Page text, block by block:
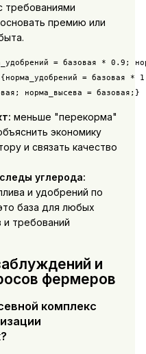
требованиями
премию или
= базовая * 0.9;
= базовая *
норма_высева = базовая;}
меньше "перекорма"
экономику
и связать качество
углерода:
и удобрений по
база для любых
и требований
и
фермеров
комплекс